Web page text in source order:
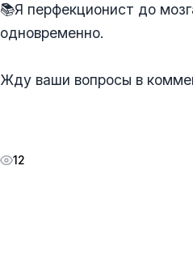
📚Я перфекционист до
одновременно.
Жду ваши вопросы в
12